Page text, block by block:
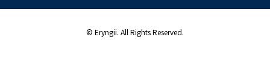
© Eryngii. All Rights Reserved.